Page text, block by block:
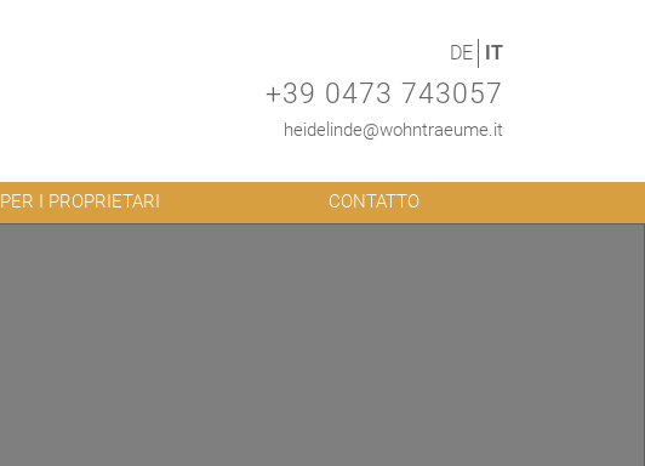
DE IT
+39 0473 743057
heidelinde@wohntraeume.it
PER I PROPRIETARI CONTATTO